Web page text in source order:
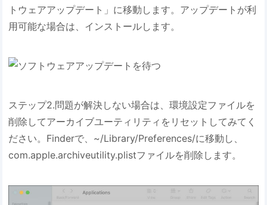
トウェアアップデート」に移動します。アップデートが利
用可能な場合は、インストールします。
ステップ2.問題が解決しない場合は、環境設定ファイルを
削除してアーカイブユーティリティをリセットしてみてく
ださい。Finderで、~/Library/Preferences/に移動し、
com.apple.archiveutility.plistファイルを削除します。